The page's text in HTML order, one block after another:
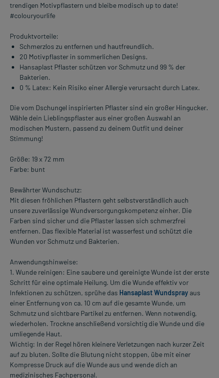
trendigen Motivpflastern und bleibe modisch up to date!
#colouryourlife
Produktvorteile:
Schmerzlos zu entfernen und hautfreundlich.
20 Motivpflaster in sommerlichen Designs.
Hansaplast Pflaster schützen vor Schmutz und 99 % der
Bakterien.
0 % Latex: Kein Risiko einer Allergie verursacht durch Latex.
Die vom Dschungel inspirierten Pflaster sind ein großer Hingucker.
Wähle dein Lieblingspflaster aus einer großen Auswahl an
modischen Mustern, passend zu deinem Outfit und deiner
Stimmung!
Größe: 19 x 72 mm
Farbe: bunt
Bewährter Wundschutz:
Mit diesen fröhlichen Pflastern geht selbstverständlich auch
unsere zuverlässige Wundversorgungskompetenz einher. Die
Farben sind sicher und die Pflaster lassen sich schmerzfrei
entfernen. Das flexible Material ist wasserfest und schützt die
Wunden vor Schmutz und Bakterien.
Anwendungshinweise:
1. Wunde reinigen: Eine saubere und gereinigte Wunde ist der erste
Schritt für eine optimale Heilung. Um die Wunde effektiv vor
Infektionen zu schützen, sprühe das Hansaplast Wundsprayaus
einer Entfernung von ca. 10 cm auf die gesamte Wunde, um
Schmutz und sichtbare Partikel zu entfernen. Wenn notwendig,
wiederholen. Trockne anschließend vorsichtig die Wunde und die
umliegende Haut.
Wichtig: In der Regel hören kleinere Verletzungen nach kurzer Zeit
auf zu bluten. Sollte die Blutung nicht stoppen, übe mit einer
Kompresse Druck auf die Wunde aus und wende dich an
medizinisches Fachpersonal.